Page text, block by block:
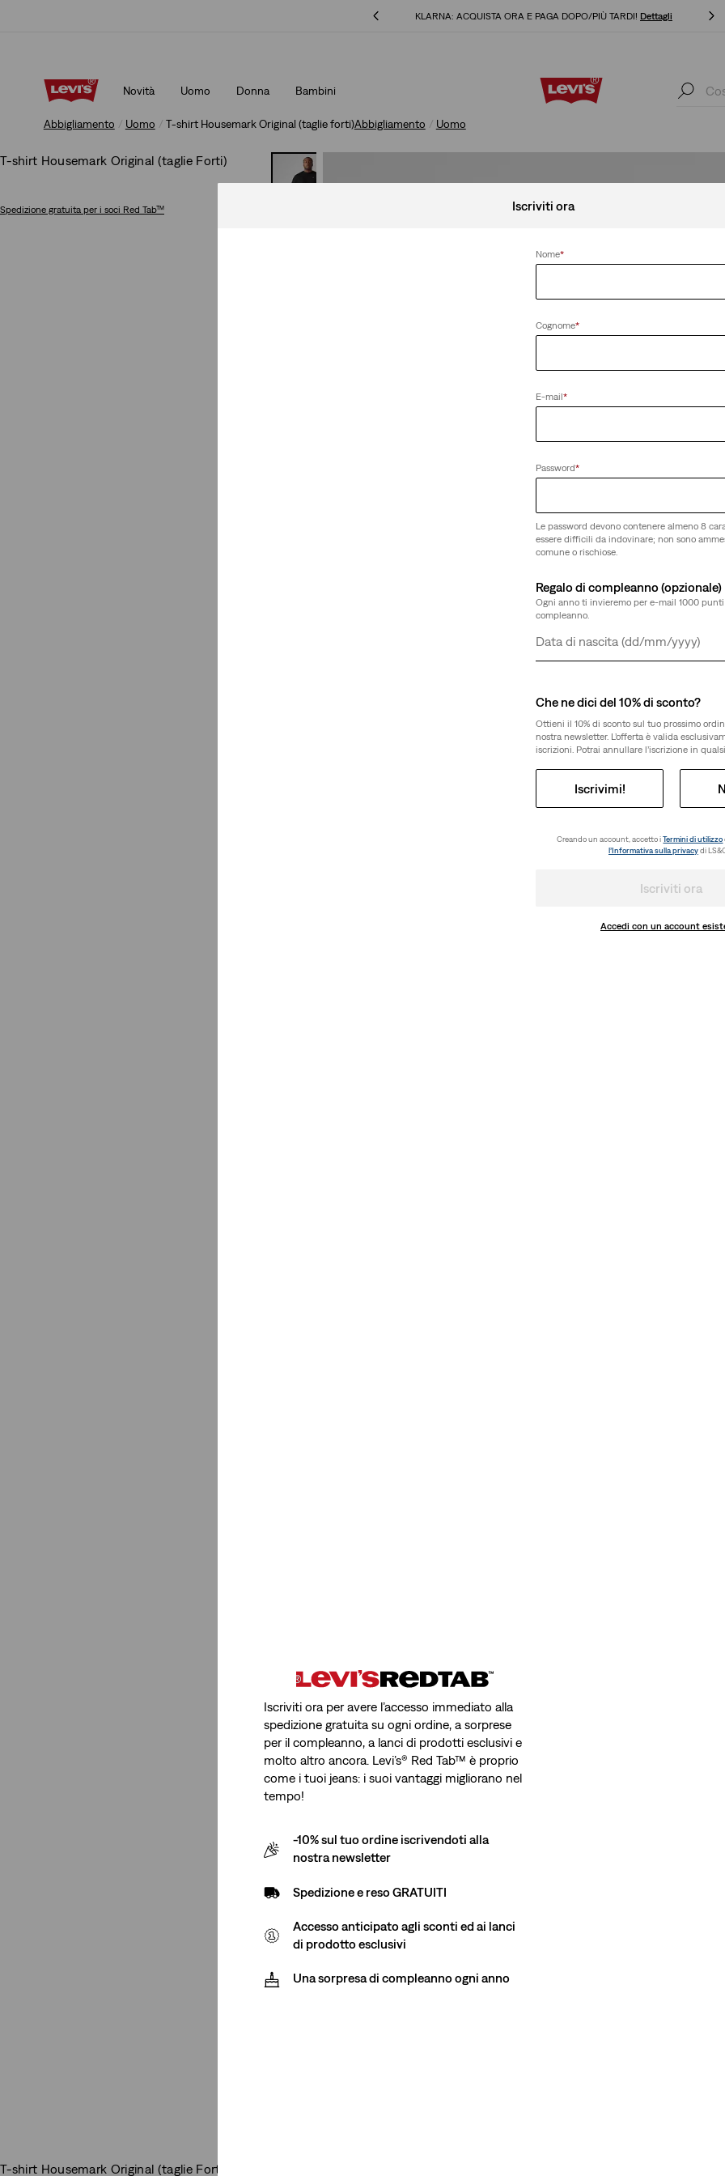
KLARNA: ACQUISTA ORA E PAGA DOPO/PIÙ TARDI! Dettagli
Novità Uomo Donna Bambini
KLARNA: ACQUISTA ORA E PAGA DOPO/PIÙ TARDI!
Abbigliamento Uomo T-shirt Housemark Original (taglie forti)Abbigliamento Uomo
T-shirt Housemark Original (taglie Forti)
Spedizione gratuita per i soci Red Tab™
T-shirt Housemark Original (taglie Forti)
Iscriviti ora
Iscriviti ora per avere l’accesso immediato alla
spedizione gratuita su ogni ordine, a sorprese
per il compleanno, a lanci di prodotti esclusivi e
molto altro ancora. Levi’s® Red Tab™ è proprio
come i tuoi jeans: i suoi vantaggi migliorano nel
tempo!
-10% sul tuo ordine iscrivendoti alla
nostra newsletter
Spedizione e reso GRATUITI
Accesso anticipato agli sconti ed ai lanci
di prodotto esclusivi
Una sorpresa di compleanno ogni anno
Nome*
Cognome*
E-mail*
Password*
Le password devono contenere almeno 8
essere difficili da indovinare; non sono
comune o rischiose.
Regalo di compleanno (opzionale)
Ogni anno ti invieremo per e-mail 1000
compleanno.
Giorno
Mese
Anno
Che ne dici del 10% di sconto?
Ottieni il 10% di sconto sul tuo prossimo
nostra newsletter. L’offerta è valida
iscrizioni. Potrai annullare l’iscrizione in
Iscrivimi!
Creando un account, accetto iTermini di utilizzo
l’Informativa sulla privacydi
Iscriviti ora
Accedi con un account